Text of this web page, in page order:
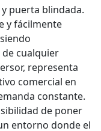
puerta blindada.
y fácilmente
cualquier
representa
comercial en
constante.
de poner
entorno donde el